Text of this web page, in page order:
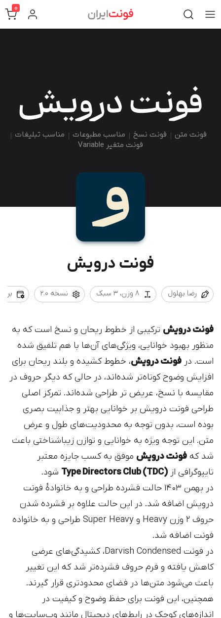
0
فونت متن فونت نسخ مناسب مطبوعات
مناسب تبلیغات
فونت متغیر Variable
فونت درویش
رضا بهلول 8 وزن، 3 سبک نسخه 2.0
فونت درویش ترکیبی از خطوط ریحان و نسخ است که به
‌منظور بهبود خوانایی، ویژگی‌های آن‌ها با هم تلفیق شده
است. در فونت درویش، خطوط کشیده و بلند ریحان برای
افزایش وضوح کوتاه‌تر شده‌اند، در حالی که دیگر حروف در
مقایسه با نسخ، عریض ‌تر طراحی شده‌اند. تمرکز اصلی
طراحی فونت درویش بر خوانایی بهتر و جذابیت بصری
بوده است، بدون توجه به محدودیت‌های طول و عرض
متن. این توجه ویژه به خوانایی و توازن زیباشناختی باعث
شد که فونت درویش موفق به کسب جایزه معتبر
تایپوگرافی ازType Directors Club (TDC) شود.
در بهمن ۱۴۰۳ حالت فشرده طراحی و به خانوادهٔ فونت
درویش اضافه شد. در این حالت علاوه بر فشرده شدن
حروف ۲ وزن Heavy و Super Heavy طراحی و به خانواده
فونت اضافه شد.
در فونت Darvish Condensed، کشیدگی‌های عرضی
کاهش یافته و فرم حروف فشرده‌تر شد که این تغییر
باعث می‌شود متن‌ها در فضای محدودتری قرار گیرند.
همچنین، این فونت برای حفظ وضوح و کیفیت در
اندازه‌های کوچک در رابط‌های دیجیتال مانند وب‌سایت‌ها و